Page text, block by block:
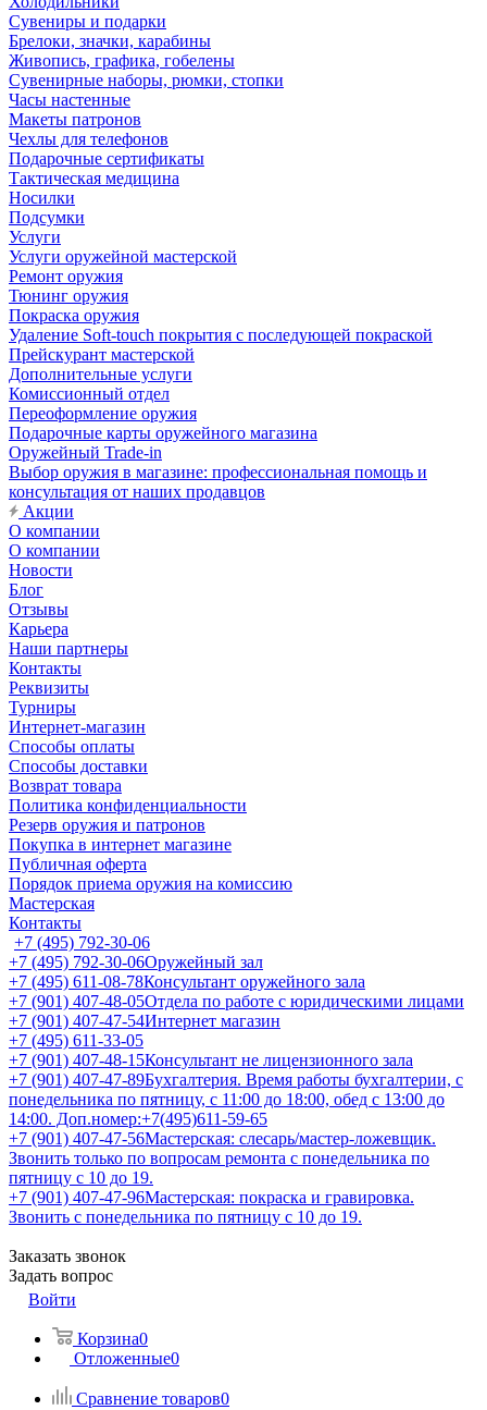
Сувениры и подарки
Брелоки, значки, карабины
Живопись, графика, гобелены
Сувенирные наборы, рюмки, стопки
Часы настенные
Макеты патронов
Чехлы для телефонов
Подарочные сертификаты
Тактическая медицина
Носилки
Подсумки
Услуги
Услуги оружейной мастерской
Ремонт оружия
Тюнинг оружия
Покраска оружия
Удаление Soft-touch покрытия с последующей покраской
Прейскурант мастерской
Дополнительные услуги
Комиссионный отдел
Переоформление оружия
Подарочные карты оружейного магазина
Оружейный Trade-in
Выбор оружия в магазине: профессиональная помощь и
консультация от наших продавцов
Акции
О компании
О компании
Новости
Блог
Отзывы
Карьера
Наши партнеры
Контакты
Реквизиты
Турниры
Интернет-магазин
Способы оплаты
Способы доставки
Возврат товара
Политика конфиденциальности
Резерв оружия и патронов
Покупка в интернет магазине
Публичная оферта
Порядок приема оружия на комиссию
Мастерская
Контакты
+7 (495) 792-30-06
+7 (495) 792-30-06Оружейный зал
+7 (495) 611-08-78Консультант оружейного зала
+7 (901) 407-48-05Отдела по работе с юридическими лицами
+7 (901) 407-47-54Интернет магазин
+7 (495) 611-33-05
+7 (901) 407-48-15Консультант не лицензионного зала
+7 (901) 407-47-89Бухгалтерия. Время работы бухгалтерии, с
понедельника по пятницу, с 11:00 до 18:00, обед с 13:00 до
14:00. Доп.номер:+7(495)611-59-65
+7 (901) 407-47-56Мастерская: слесарь/мастер-ложевщик.
Звонить только по вопросам ремонта с понедельника по
пятницу с 10 до 19.
+7 (901) 407-47-96Мастерская: покраска и гравировка.
Звонить с понедельника по пятницу с 10 до 19.
Заказать звонок
Задать вопрос
Войти
Корзина0
Отложенные0
Сравнение товаров0